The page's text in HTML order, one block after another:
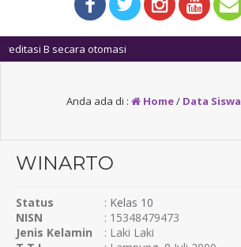
Anda ada di : Home/ Data Siswa
WINARTO
Status : Kelas 10
NISN
: 15348479473
Jenis Kelamin
: Laki Laki